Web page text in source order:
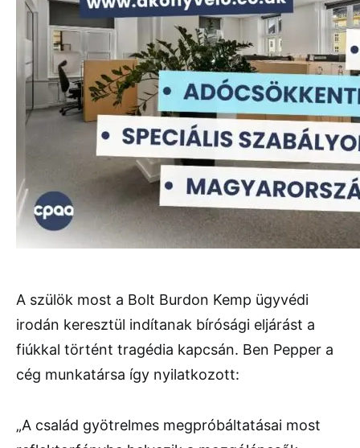
A szülök most a Bolt Burdon Kemp ügyvédi
irodán keresztül indítanak bírósági eljárást a
fiúkkal történt tragédia kapcsán. Ben Pepper a
cég munkatársa így nyilatkozott:
„A család gyötrelmes megpróbáltatásai most